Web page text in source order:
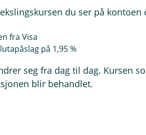
du ser på
fra Visa
på 1,95 %
seg fra dag til dag. Kursen
blir behandlet.